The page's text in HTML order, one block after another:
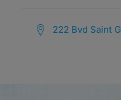
222 Bvd Saint